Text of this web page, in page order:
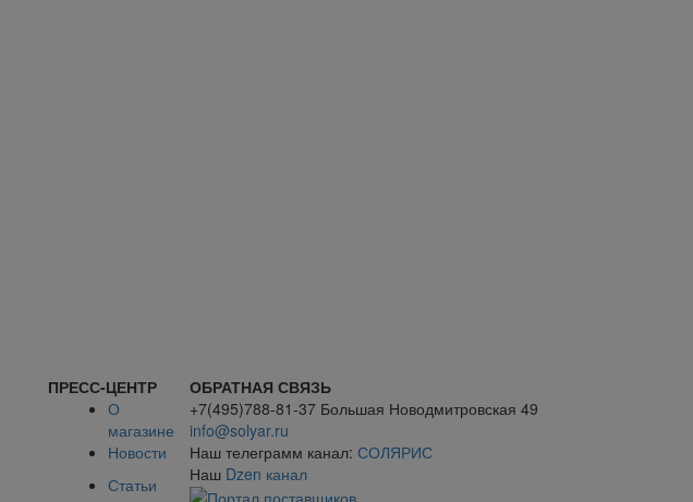
ПРЕСС-ЦЕНТР
ОБРАТНАЯ СВЯЗЬ
О
магазине
Новости
Статьи
+7(495)788-81-37 Большая Новодмитровская 49
info@solyar.ru
Наш телеграмм канал: СОЛЯРИС
Наш Dzen канал